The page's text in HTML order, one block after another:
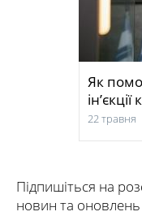
Як
ін’єкції
22 травня
Підпишіться на
новин та оновлень